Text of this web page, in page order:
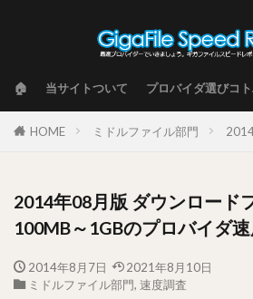
🏠 当サイトついて プロバイダ選びコ
HOME ミドルファイル部門
2014年08月版 ダウンロード
100MB～1GBのプロバイダ
2014年8月7日
2021年8月10日
ミドルファイル部門, 速度調査